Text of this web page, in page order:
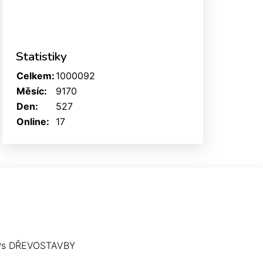
Statistiky
Online: 17
Celkem: 1000092
Měsíc:
9170
Den:
527
DŘEVOSTAVBY